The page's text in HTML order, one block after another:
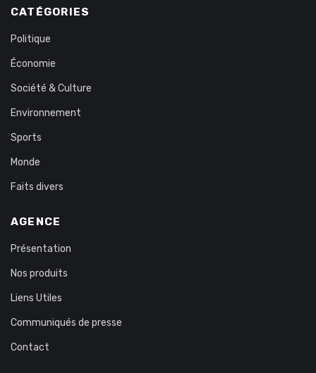
CATÉGORIES
Politique
Économie
Société & Culture
Environnement
Sports
Monde
Faits divers
AGENCE
Présentation
Nos produits
Liens Utiles
Communiqués de presse
Contact